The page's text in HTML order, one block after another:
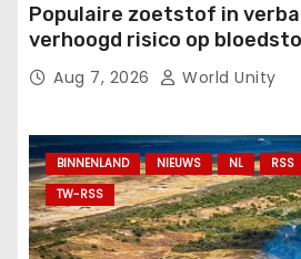
Populaire zoetstof in
verhoogd risico op
en beroerte.
Aug 7, 2026 World Unity
BINNENLAND NIEUWS NL RSS
TW-RSS